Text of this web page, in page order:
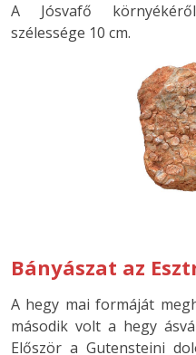
A Jósvafő
szélessége 10 cm.
Bányászat az
A hegy mai formáját
második volt a hegy
Először a Gutensteini